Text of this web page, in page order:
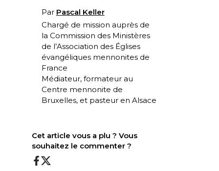
Par Pascal Keller
Chargé de mission auprès de
la Commission des Ministères
de l’Association des Églises
évangéliques mennonites de
France
Médiateur, formateur au
Centre mennonite de
Bruxelles, et pasteur en Alsace
Cet article vous a plu ? Vous
souhaitez le commenter ?